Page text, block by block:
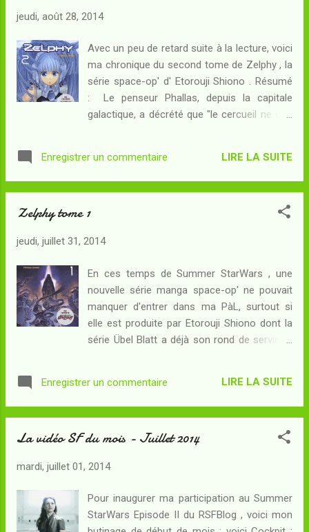
nouveaux venus seront-ils amis ou ennemis
ont été interrompues, les exilés dont Khâny
fait partie se montrent plus méfiants que
jamais - et l'amie de Yoko elle-même semble
différente... Le précédent album avait
constitué une véritable déception : intrigue
J'attendais donc beaucoup de cette nouvelle
jeudi, août 28, 2014
Avec un peu de retard suite à la lecture, voici
ma chronique du second tome de Zelphy , la
série space-op' d' Etorouji Shiono . Résumé
: Le penseur Phallas, depuis la capitale
galactique, a décrété que "le cercueil ne doit
plus acharnés à la poursuite des rebelles
dont fait maintenant partie Lysja... Celui-ci
chat hébergeant la conscience d'un pirate de
artificielle surnommée Pico-Pico, mais
semer les astronefs les plus puissants de la
galaxie. Réaliser des prouesses nécessite
pourtant de recharger les réservoirs
d'anodium, et les lieux pour le faire sont eux-
mêmes riches de dangers... Lysja va-t-il
monde à l'autre ou bien sera-t-il un jour saisi
Enregistrer un commentaire LIRE LA SUITE
Zelphy tome 1
jeudi, juillet 31, 2014
En ces temps de Summer StarWars , une
nouvelle série manga space-op' ne pouvait
manquer d'entrer dans ma PàL, surtout si
elle est produite par Etorouji Shiono dont la
série Übel Blatt a déjà son rond de serviette
de nulle part, où il gagne sa vie en tant que
plombier tout en rêvant d'étoiles. En cette
qui unissent les mondes colonisés par
Gardiens de l'Aion, une coalition militaire et
plus tôt, à éliminer son dernier ennemi, le
Royaume-Uni de Zaysion dont Lysja était
Enregistrer un commentaire LIRE LA SUITE
La vidéo SF du mois - Juillet 2014
mardi, juillet 01, 2014
Pour inaugurer ma participation au Summer
StarWars Episode II du RSFBlog , voici mon